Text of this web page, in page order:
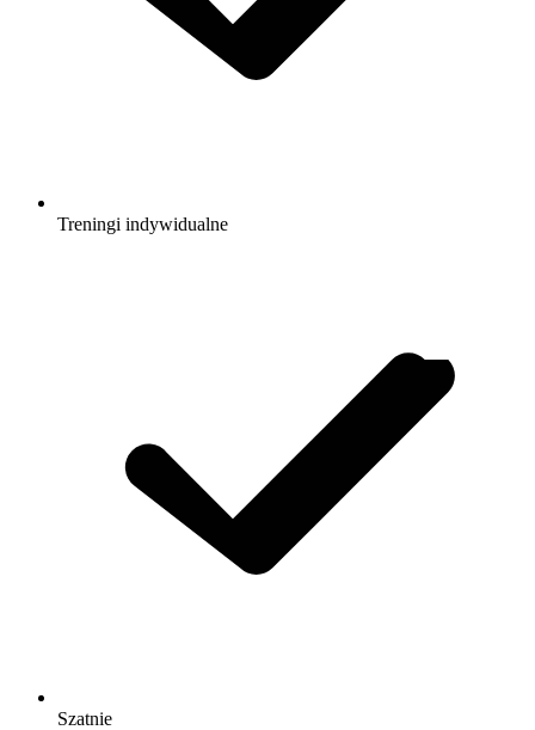
Treningi indywidualne
Szatnie